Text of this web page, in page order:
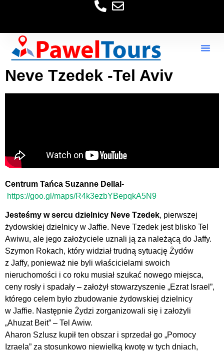
Neve Tzedek -Tel Aviv
Centrum Tańca Suzanne Dellal-
https://goo.gl/maps/R4k3ezbYBepqkA5N9
Jesteśmy w sercu dzielnicy Neve Tzedek, pierwszej
żydowskiej dzielnicy w Jaffie. Neve Tzedek jest blisko Tel
Awiwu, ale jego założyciele uznali ją za należącą do Jaffy.
Szymon Rokach, który widział trudną sytuację Żydów
z Jaffy, ponieważ nie byli właścicielami swoich
nieruchomości i co roku musiał szukać nowego miejsca,
ceny rosły i spadały – założył stowarzyszenie „Ezrat Israel”,
którego celem było zbudowanie żydowskiej dzielnicy
w Jaffie. Następnie Żydzi zorganizowali się i założyli
„Ahuzat Beit” – Tel Awiw.
Aharon Szlusz kupił ten obszar i sprzedał go „Pomocy
Izraela” za stosunkowo niewielką kwotę w tych dniach,